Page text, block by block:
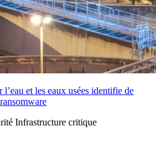
et les eaux usées identifie de
Infrastructure critique